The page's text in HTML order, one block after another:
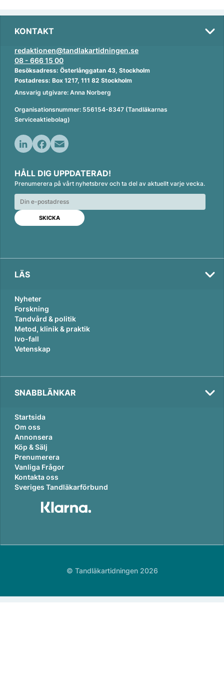
KONTAKT
redaktionen@tandlakartidningen.se
08 - 666 15 00
Besöksadress: Österlånggatan 43, Stockholm
Postadress: Box 1217, 111 82 Stockholm
Ansvarig utgivare: Anna Norberg
Organisationsnummer: 556154-8347 (Tandläkarnas
Serviceaktiebolag)
n
k
e
d
n
c
e
b
o
o
k
a
i
l
HÅLL DIG UPPDATERAD!
Prenumerera på vårt nyhetsbrev och ta del av aktuellt varje vecka.
LÄS
Nyheter
Forskning
Tandvård & politik
Metod, klinik & praktik
Ivo-fall
Vetenskap
SNABBLÄNKAR
Startsida
Om oss
Annonsera
Köp & Sälj
Prenumerera
Vanliga Frågor
Kontakta oss
Sveriges Tandläkarförbund
© Tandläkartidningen 2026